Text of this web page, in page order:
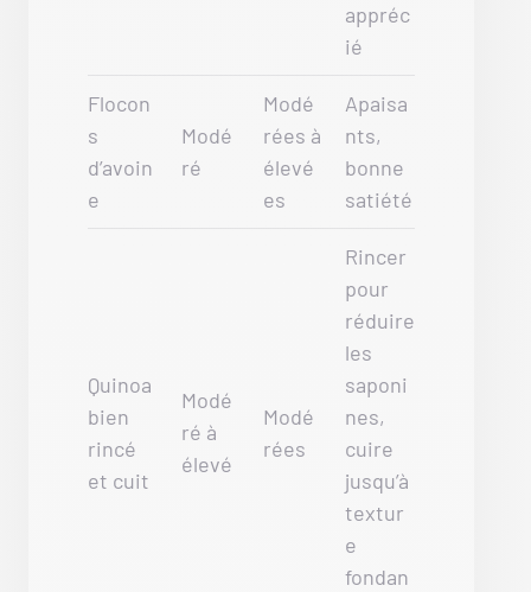
appréc
ié
Flocon
s
d’avoin
e
Modé
ré
Modé
rées à
élevé
es
Apaisa
nts,
bonne
satiété
Quinoa
bien
rincé
et cuit
Modé
ré à
élevé
Modé
rées
Rincer
pour
réduire
les
saponi
nes,
cuire
jusqu’à
textur
e
fondan